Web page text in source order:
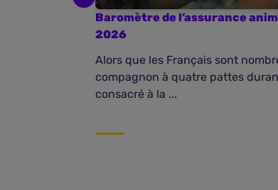
Baromètre de l’assurance
2026
Alors que les Français sont
compagnon à quatre pattes
consacré à la ...